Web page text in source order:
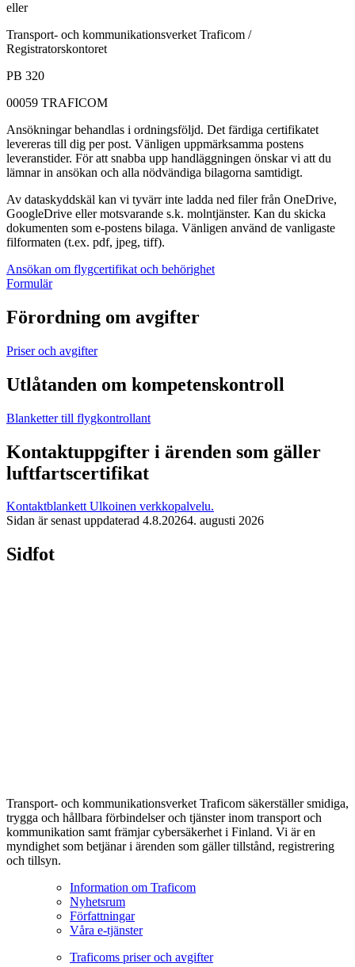
eller
Transport- och kommunikationsverket Traficom /
Registratorskontoret
PB 320
00059 TRAFICOM
Ansökningar behandlas i ordningsföljd. Det färdiga certifikatet
levereras till dig per post. Vänligen uppmärksamma postens
leveranstider. För att snabba upp handläggningen önskar vi att du
lämnar in ansökan och alla nödvändiga bilagorna samtidigt.
Av dataskyddskäl kan vi tyvärr inte ladda ned filer från OneDrive,
GoogleDrive eller motsvarande s.k. molntjänster. Kan du skicka
dokumenten som e-postens bilaga. Vänligen använd de vanligaste
filformaten (t.ex. pdf, jpeg, tiff).
Ansökan om flygcertifikat och behörighet
Formulär
Förordning om avgifter
Priser och avgifter
Utlåtanden om kompetenskontroll
Blanketter till flygkontrollant
Kontaktuppgifter i ärenden som gäller
luftfartscertifikat
Kontaktblankett Ulkoinen verkkopalvelu.
Sidan är senast uppdaterad 4.8.20264. augusti 2026
Sidfot
Transport- och kommunikationsverket Traficom säkerställer smidiga,
trygga och hållbara förbindelser och tjänster inom transport och
kommunikation samt främjar cybersäkerhet i Finland. Vi är en
myndighet som betjänar i ärenden som gäller tillstånd, registrering
och tillsyn.
Information om Traficom
Nyhetsrum
Författningar
Våra e-tjänster
Traficoms priser och avgifter